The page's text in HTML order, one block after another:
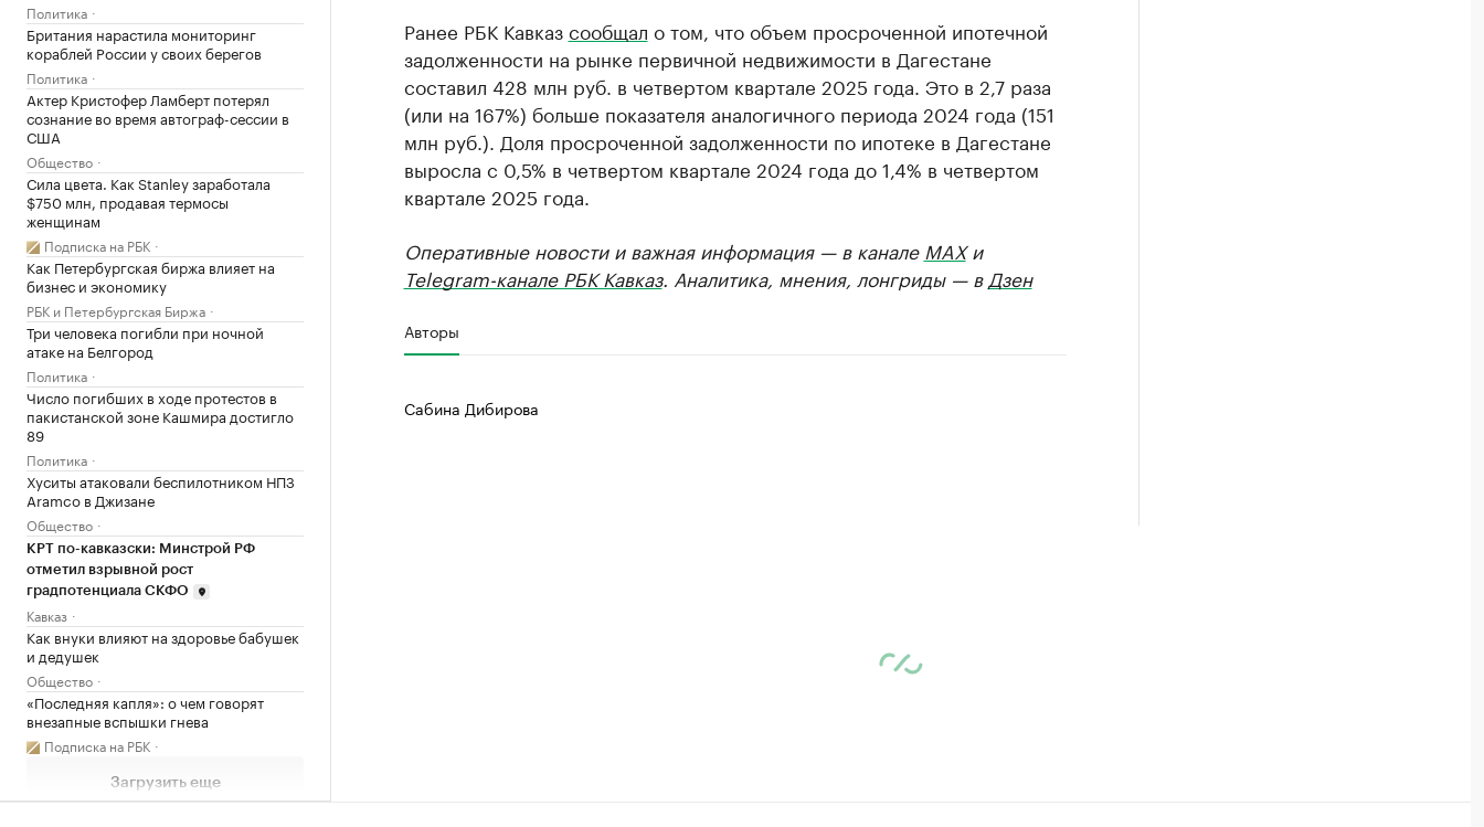
Политика
Британия нарастила мониторинг
кораблей России у своих берегов
Политика
Актер Кристофер Ламберт потерял
сознание во время автограф-сессии в
США
Общество
Сила цвета. Как Stanley заработала
$750 млн, продавая термосы
женщинам
Подписка на РБК
Как Петербургская биржа влияет на
бизнес и экономику
РБК и Петербургская Биржа
Три человека погибли при ночной
атаке на Белгород
Политика
Число погибших в ходе протестов в
пакистанской зоне Кашмира достигло
89
Политика
Хуситы атаковали беспилотником НПЗ
Aramco в Джизане
Общество
КРТ по-кавказски: Минстрой РФ
отметил взрывной рост
градпотенциала СКФО
Кавказ
Как внуки влияют на здоровье бабушек
и дедушек
Общество
«Последняя капля»: о чем говорят
внезапные вспышки гнева
Подписка на РБК
Загрузить еще
Ранее РБК Кавказсообщал о том, что объем просроченной ипотечной
задолженности на рынке первичной недвижимости в Дагестане
составил 428 млн руб. в четвертом квартале 2025 года. Это в 2,7 раза
(или на 167%) больше показателя аналогичного периода 2024 года (151
млн руб.). Доля просроченной задолженности по ипотеке в Дагестане
выросла с 0,5% в четвертом квартале 2024 года до 1,4% в четвертом
квартале 2025 года.
Оперативные новости и важная информация — в канале MAXи
Telegram-канале РБК Кавказ. Аналитика, мнения, лонгриды — в Дзен
Авторы
Сабина Дибирова